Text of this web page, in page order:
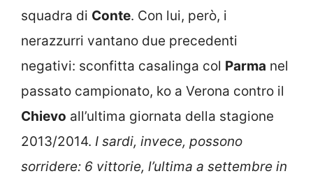
squadra di Conte. Con lui, però, i
nerazzurri vantano due precedenti
negativi: sconfitta casalinga col Parma nel
passato campionato, ko a Verona contro il
Chievo all’ultima giornata della stagione
2013/2014. I sardi, invece, possono
sorridere: 6 vittorie, l’ultima a settembre in